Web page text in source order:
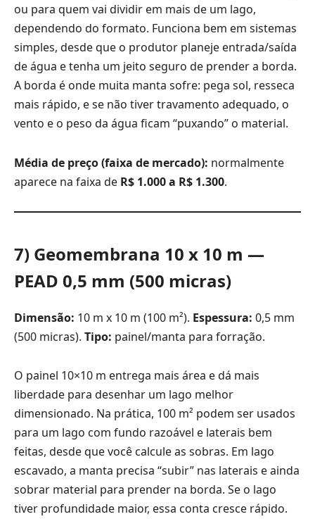
ou para quem vai dividir em mais de um lago,
dependendo do formato. Funciona bem em sistemas
simples, desde que o produtor planeje entrada/saída
de água e tenha um jeito seguro de prender a borda.
A borda é onde muita manta sofre: pega sol, resseca
mais rápido, e se não tiver travamento adequado, o
vento e o peso da água ficam “puxando” o material.
Média de preço (faixa de mercado): normalmente
aparece na faixa de R$ 1.000 a R$ 1.300.
7) Geomembrana 10 x 10 m —
PEAD 0,5 mm (500 micras)
Dimensão: 10 m x 10 m (100 m²). Espessura: 0,5 mm
(500 micras). Tipo: painel/manta para forração.
O painel 10×10 m entrega mais área e dá mais
liberdade para desenhar um lago melhor
dimensionado. Na prática, 100 m² podem ser usados
para um lago com fundo razoável e laterais bem
feitas, desde que você calcule as sobras. Em lago
escavado, a manta precisa “subir” nas laterais e ainda
sobrar material para prender na borda. Se o lago
tiver profundidade maior, essa conta cresce rápido.